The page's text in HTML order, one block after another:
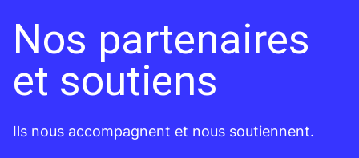
Nos partenaires
et soutiens
Ils nous accompagnent et nous soutiennent.